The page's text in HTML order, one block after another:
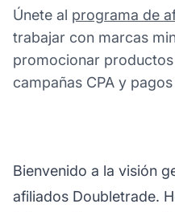
Únete al programa de
trabajar con marcas
promocionar
campañas CPA y
Bienvenido a la visión
afiliados Doubletrade.